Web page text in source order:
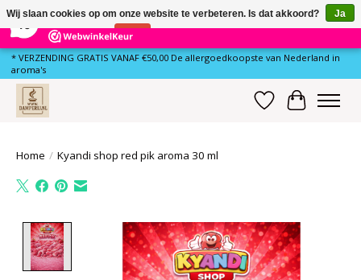
81 Reviews ×
* VERZENDING GRATIS VANAF €50,00 De allergoedkoopste van Nederland in
aroma's
Verlanglijst
Home / Kyandi shop red pik aroma 30 ml
Product image slideshow Items
Wij slaan cookies op om onze website te verbeteren. Is dat akkoord?
Ja
Nee